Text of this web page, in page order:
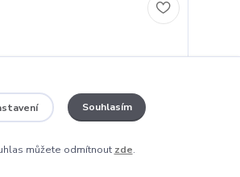
Souhlasím
můžete odmítnout zde.